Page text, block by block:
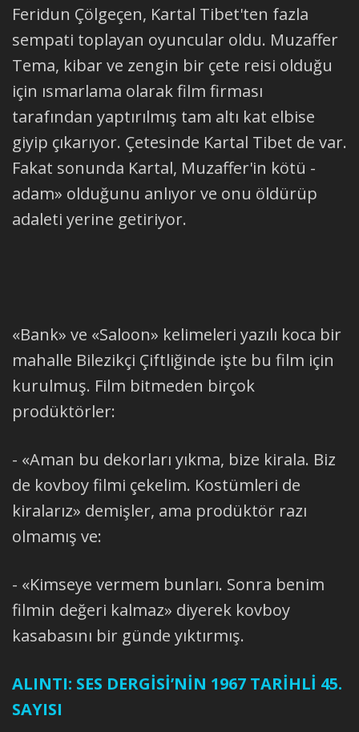
Feridun Çölgeçen, Kartal Tibet'ten fazla
sempati toplayan oyuncular oldu. Muzaffer
Tema, kibar ve zengin bir çete reisi olduğu
için ısmarlama olarak film firması
tarafından yaptırılmış tam altı kat elbise
giyip çıkarıyor. Çetesinde Kartal Tibet de var.
Fakat sonunda Kartal, Muzaffer'in kötü -
adam» olduğunu anlıyor ve onu öldürüp
adaleti yerine getiriyor.
«Bank» ve «Saloon» kelimeleri yazılı koca bir
mahalle Bilezikçi Çiftliğinde işte bu film için
kurulmuş. Film bitmeden birçok
prodüktörler:
- «Aman bu dekorları yıkma, bize kirala. Biz
de kovboy filmi çekelim. Kostümleri de
kiralarız» demişler, ama prodüktör razı
olmamış ve:
- «Kimseye vermem bunları. Sonra benim
filmin değeri kalmaz» diyerek kovboy
kasabasını bir günde yıktırmış.
ALINTI: SES DERGİSİ’NİN 1967 TARİHLİ 45.
SAYISI